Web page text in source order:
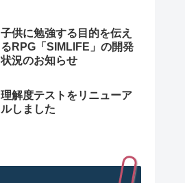
子供に勉強する目的を伝え
るRPG「SIMLIFE」の開発
状況のお知らせ
理解度テストをリニューア
ルしました